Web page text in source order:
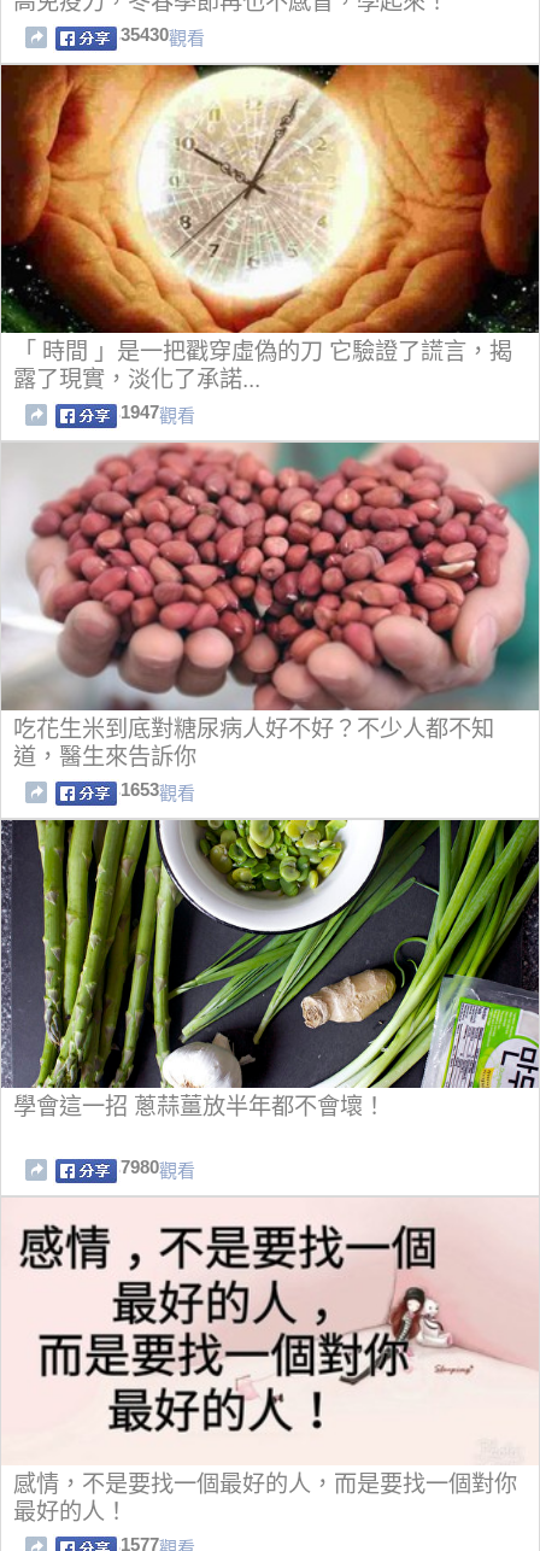
35430觀看
「 時間 」是一把戳穿虛偽的刀 它驗證了謊言，揭
露了現實，淡化了承諾...
1947觀看
吃花生米到底對糖尿病人好不好？不少人都不知
道，醫生來告訴你
1653觀看
學會這一招 蔥蒜薑放半年都不會壞！
7980觀看
感情，不是要找一個最好的人，而是要找一個對你
最好的人！
1577